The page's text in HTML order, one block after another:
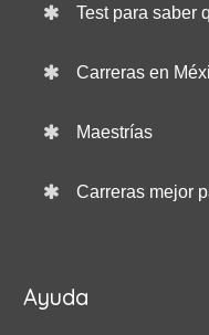
Test para saber
Carreras en
Maestrías
Carreras mejor
Ayuda